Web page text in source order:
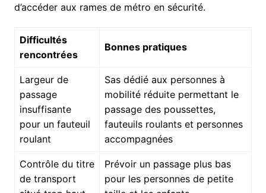
d’accéder aux rames de métro en sécurité.
Difficultés
rencontrées
Bonnes pratiques
Largeur de
passage
insuffisante
pour un fauteuil
roulant
Sas dédié aux personnes à
mobilité réduite permettant le
passage des poussettes,
fauteuils roulants et personnes
accompagnées
Contrôle du titre
de transport
Prévoir un passage plus bas
pour les personnes de petite